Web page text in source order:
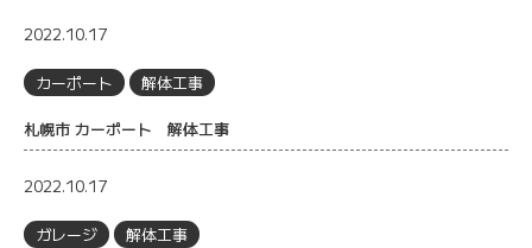
2022.10.17
カーポート 解体工事
札幌市 カーポート 解体工事
2022.10.17
ガレージ 解体工事